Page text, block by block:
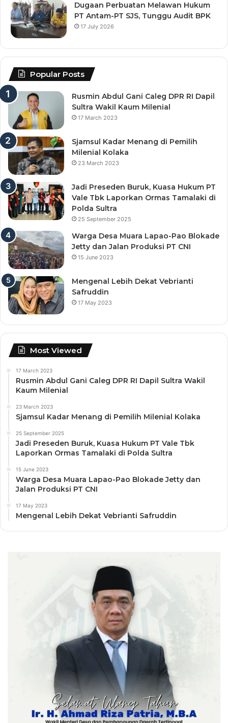
Dugaan Perbuatan Melawan Hukum
PT Antam-PT SJS, Tunggu Audit BPK
17 July 2026
Popular Posts
Rusmin Abdul Gani Caleg DPR RI Dapil
Sultra Wakil Kaum Milenial
17 March 2023
Sjamsul Kadar Menang di Pemilih
Milenial Kolaka
23 March 2023
Jadi Preseden Buruk, Kuasa Hukum PT
Vale Tbk Laporkan Ormas Tamalaki di
Polda Sultra
25 September 2025
Warga Desa Muara Lapao-Pao Blokade
Jetty dan Jalan Produksi PT CNI
15 June 2023
Mengenal Lebih Dekat Vebrianti
Safruddin
17 May 2023
Most Viewed
17 March 2023
Rusmin Abdul Gani Caleg DPR RI Dapil Sultra Wakil
Kaum Milenial
23 March 2023
Sjamsul Kadar Menang di Pemilih Milenial Kolaka
25 September 2025
Jadi Preseden Buruk, Kuasa Hukum PT Vale Tbk
Laporkan Ormas Tamalaki di Polda Sultra
15 June 2023
Warga Desa Muara Lapao-Pao Blokade Jetty dan
Jalan Produksi PT CNI
17 May 2023
Mengenal Lebih Dekat Vebrianti Safruddin